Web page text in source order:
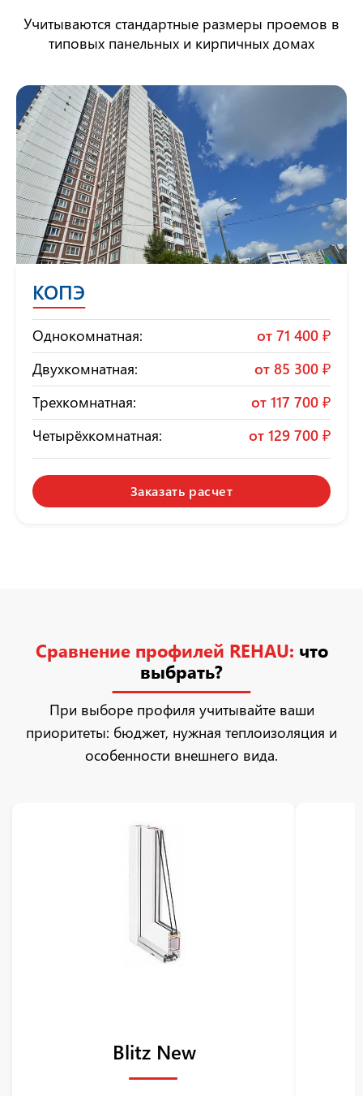
Учитываются стандартные размеры проемов в
типовых панельных и кирпичных домах
КОПЭ
Однокомнатная: от 71 400 ₽
Двухкомнатная:
от 85 300 ₽
Трехкомнатная:
от 117 700 ₽
Четырёхкомнатная:
от 129 700 ₽
Заказать расчет
Сравнение профилей REHAU: что
выбрать?
При выборе профиля учитывайте ваши
приоритеты: бюджет, нужная теплоизоляция и
особенности внешнего вида.
Blitz New